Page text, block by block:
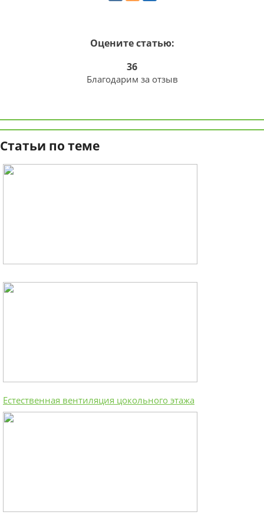
Оцените статью:
36
Благодарим за отзыв
Статьи по теме
Естественная вентиляция цокольного этажа